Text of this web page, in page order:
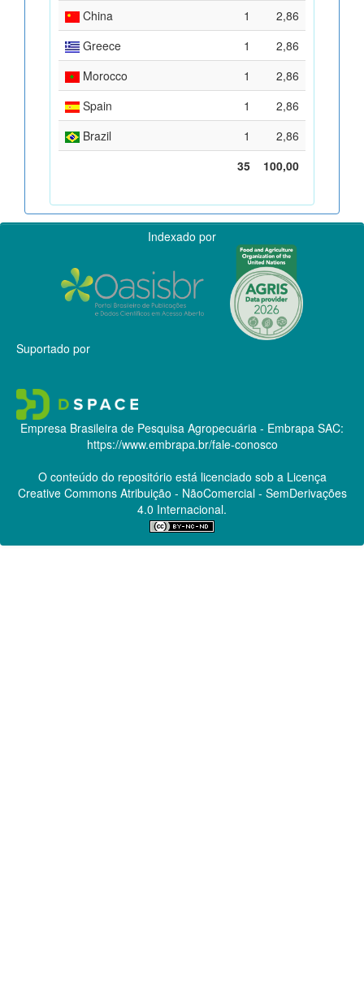
China 1
2,86
Greece
1
2,86
Morocco
1
2,86
Spain
1
2,86
Brazil
1
2,86
35
100,00
Indexado por
Suportado por
Empresa Brasileira de Pesquisa Agropecuária - Embrapa SAC:
https://www.embrapa.br/fale-conosco
O conteúdo do repositório está licenciado sob a Licença
Creative CommonsAtribuição - NãoComercial - SemDerivações
4.0 Internacional.